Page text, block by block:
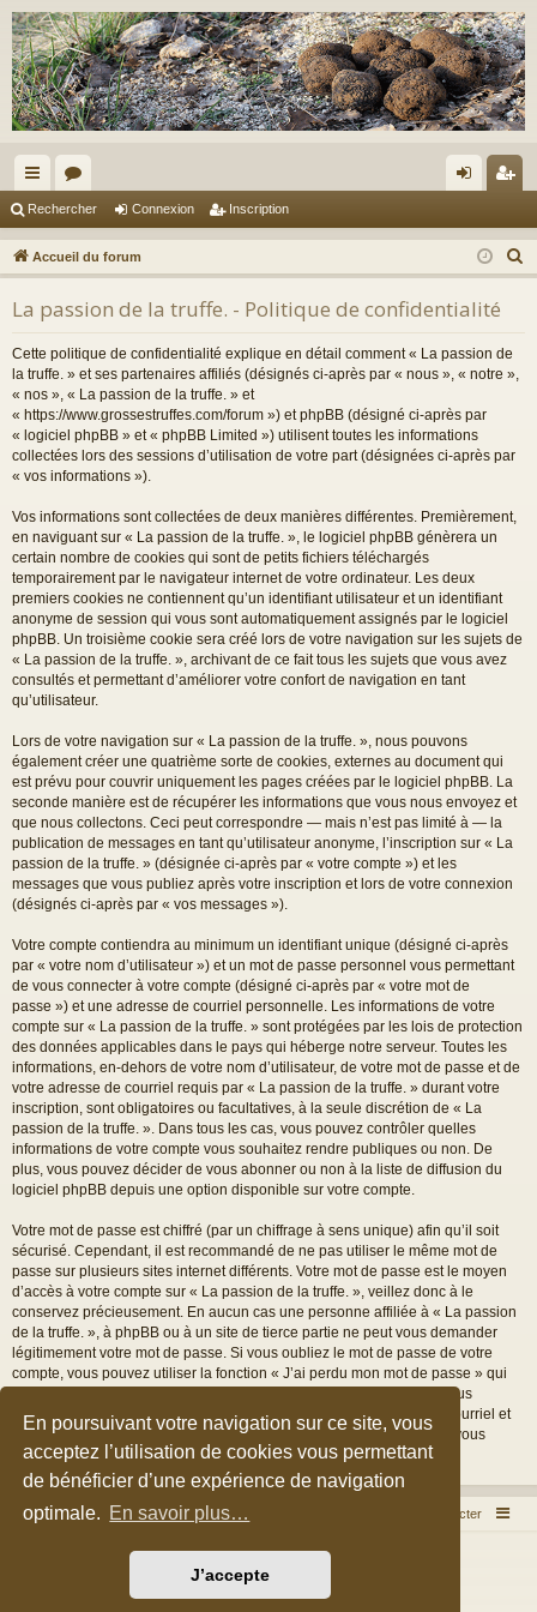
En poursuivant votre navigation sur ce site, vous
acceptez l’utilisation de cookies vous permettant
de bénéficier d’une expérience de navigation
optimale. En savoir plus…
J’accepte
ac
co
ur
ci
s
or
u
m
s
ne
xi
on
cri
pti
on
Rechercher Connexion Inscription
Accueil du forum
e
La passion de la truffe. - Politique de confidentialité
Cette politique de confidentialité explique en détail comment « La passion de
la truffe. » et ses partenaires affiliés (désignés ci-après par « nous », « notre »,
« nos », « La passion de la truffe. » et
« https://www.grossestruffes.com/forum ») et phpBB (désigné ci-après par
« logiciel phpBB » et « phpBB Limited ») utilisent toutes les informations
collectées lors des sessions d’utilisation de votre part (désignées ci-après par
« vos informations »).
Vos informations sont collectées de deux manières différentes. Premièrement,
en naviguant sur « La passion de la truffe. », le logiciel phpBB génèrera un
certain nombre de cookies qui sont de petits fichiers téléchargés
temporairement par le navigateur internet de votre ordinateur. Les deux
premiers cookies ne contiennent qu’un identifiant utilisateur et un identifiant
anonyme de session qui vous sont automatiquement assignés par le logiciel
phpBB. Un troisième cookie sera créé lors de votre navigation sur les sujets de
« La passion de la truffe. », archivant de ce fait tous les sujets que vous avez
consultés et permettant d’améliorer votre confort de navigation en tant
qu’utilisateur.
Lors de votre navigation sur « La passion de la truffe. », nous pouvons
également créer une quatrième sorte de cookies, externes au document qui
est prévu pour couvrir uniquement les pages créées par le logiciel phpBB. La
seconde manière est de récupérer les informations que vous nous envoyez et
que nous collectons. Ceci peut correspondre — mais n’est pas limité à — la
publication de messages en tant qu’utilisateur anonyme, l’inscription sur « La
passion de la truffe. » (désignée ci-après par « votre compte ») et les
messages que vous publiez après votre inscription et lors de votre connexion
(désignés ci-après par « vos messages »).
Votre compte contiendra au minimum un identifiant unique (désigné ci-après
par « votre nom d’utilisateur ») et un mot de passe personnel vous permettant
de vous connecter à votre compte (désigné ci-après par « votre mot de
passe ») et une adresse de courriel personnelle. Les informations de votre
compte sur « La passion de la truffe. » sont protégées par les lois de protection
des données applicables dans le pays qui héberge notre serveur. Toutes les
informations, en-dehors de votre nom d’utilisateur, de votre mot de passe et de
votre adresse de courriel requis par « La passion de la truffe. » durant votre
inscription, sont obligatoires ou facultatives, à la seule discrétion de « La
passion de la truffe. ». Dans tous les cas, vous pouvez contrôler quelles
informations de votre compte vous souhaitez rendre publiques ou non. De
plus, vous pouvez décider de vous abonner ou non à la liste de diffusion du
logiciel phpBB depuis une option disponible sur votre compte.
Votre mot de passe est chiffré (par un chiffrage à sens unique) afin qu’il soit
sécurisé. Cependant, il est recommandé de ne pas utiliser le même mot de
passe sur plusieurs sites internet différents. Votre mot de passe est le moyen
d’accès à votre compte sur « La passion de la truffe. », veillez donc à le
conservez précieusement. En aucun cas une personne affiliée à « La passion
de la truffe. », à phpBB ou à un site de tierce partie ne peut vous demander
légitimement votre mot de passe. Si vous oubliez le mot de passe de votre
compte, vous pouvez utiliser la fonction « J’ai perdu mon mot de passe » qui
est proposée par défaut sur le logiciel phpBB. Cette fonctionnalité vous
demandera de spécifier votre nom d’utilisateur et votre adresse de courriel et
le logiciel phpBB générera alors un nouveau mot de passe afin que vous
puissiez reprendre le contrôle de votre compte.
Accueil du forum Nous contacter
Développé parphpBB® Forum Software © phpBB Limited
Style parArty
©